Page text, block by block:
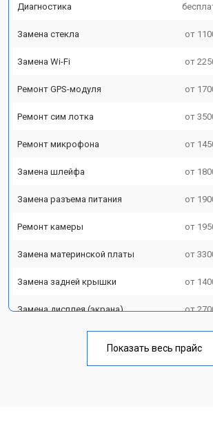
Диагностика
Замена стекла от
Замена Wi-Fi от
Ремонт GPS-модуля от
Ремонт сим лотка от
Ремонт микрофона от
Замена шлейфа от
Замена разъема питания от
Ремонт камеры от
Замена материнской платы от
Замена задней крышки от
Замена дисплея (экрана) от
Замена кнопки включения от
Показать весь прайс